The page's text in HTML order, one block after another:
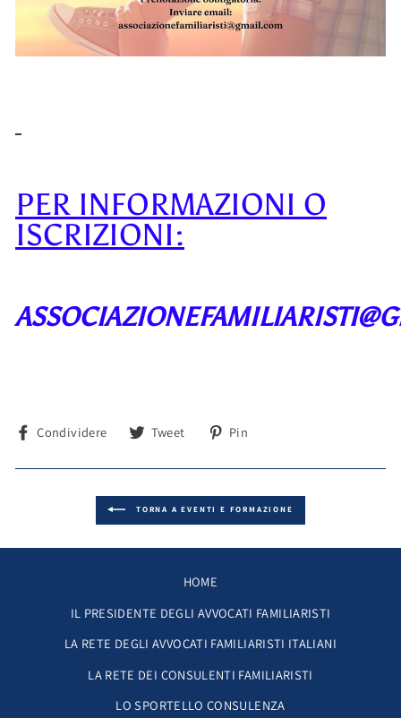
PER INFORMAZIONI O
ISCRIZIONI:
Condividere
Condividi
Tweet
TweetPin
TORNA A EVENTI E FORMAZIONE
HOME
IL PRESIDENTE DEGLI AVVOCATI FAMILIARISTI
LA RETE DEGLI AVVOCATI FAMILIARISTI ITALIANI
LA RETE DEI CONSULENTI FAMILIARISTI
LO SPORTELLO CONSULENZA